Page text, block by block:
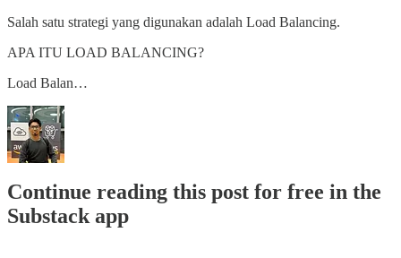
Salah satu strategi yang digunakan adalah Load Balancing.
APA ITU LOAD BALANCING?
Load Balan…
Continue reading this post for free in the
Substack app